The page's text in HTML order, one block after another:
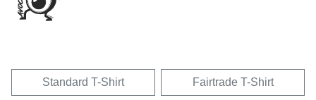
Standard T-Shirt Fairtrade T-Shirt